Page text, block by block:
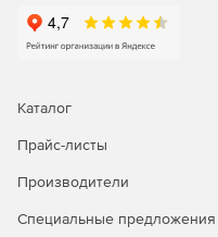
Поддержка широкого
виртуализации
Каталог
Прайс-листы
Производители
Специальные предложения